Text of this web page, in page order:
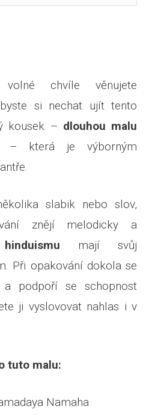
chvíle věnujete
si nechat ujít tento
kousek – dlouhou malu
– která je výborným
slabik nebo slov,
znějí melodicky a
mají svůj
Při opakování dokola se
podpoří se schopnost
ji vyslovovat nahlas i v
tuto malu:
Namaha